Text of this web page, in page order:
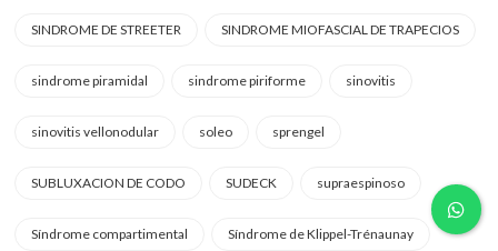
SINDROME DE STREETER SINDROME MIOFASCIAL DE TRAPECIOS
sindrome piramidal sindrome piriforme sinovitis
sinovitis vellonodular soleo sprengel
SUBLUXACION DE CODO SUDECK supraespinoso
Síndrome compartimental Síndrome de Klippel-Trénaunay